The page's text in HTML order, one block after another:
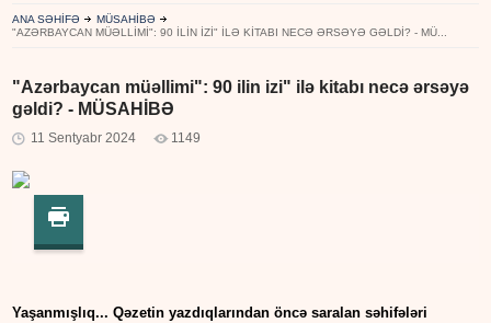
ANA SƏHİFƏ
MÜSAHİBƏ
"AZƏRBAYCAN MÜƏLLIMI": 90 ILIN IZI" ILƏ KITABI NECƏ ƏRSƏYƏ GƏLDI? - MÜ...
"Azərbaycan müəllimi": 90 ilin izi" ilə kitabı necə ərsəyə
gəldi? - MÜSAHİBƏ
11 Sentyabr 2024 1149
Yaşanmışlıq... Qəzetin yazdıqlarından öncə saralan səhifələri